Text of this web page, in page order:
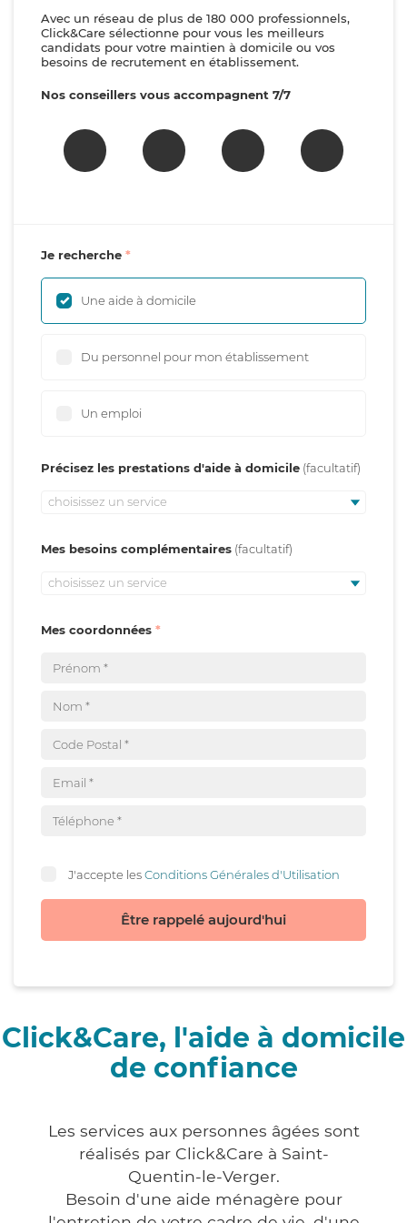
Avec un réseau de plus de 180 000 professionnels,
Click&Care sélectionne pour vous les meilleurs
candidats pour votre maintien à domicile ou vos
besoins de recrutement en établissement.
Nos conseillers vous accompagnent 7/7
Je recherche
Une aide à domicile
Du personnel pour mon établissement
Un emploi
Précisez les prestations d'aide à domicile
choisissez un service
Mes besoins complémentaires
choisissez un service
Mes coordonnées
J'accepte lesConditions Générales d'Utilisation
Être rappelé aujourd'hui
Click&Care, l'aide à domicile
de confiance
Les services aux personnes âgées sont
réalisés par Click&Care à Saint-
Quentin-le-Verger.
Besoin d'une aide ménagère pour